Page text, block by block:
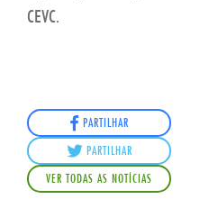
CEVC.
PARTILHAR
PARTILHAR
VER TODAS AS NOTÍCIAS